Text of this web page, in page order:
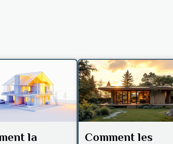
la
Comment les